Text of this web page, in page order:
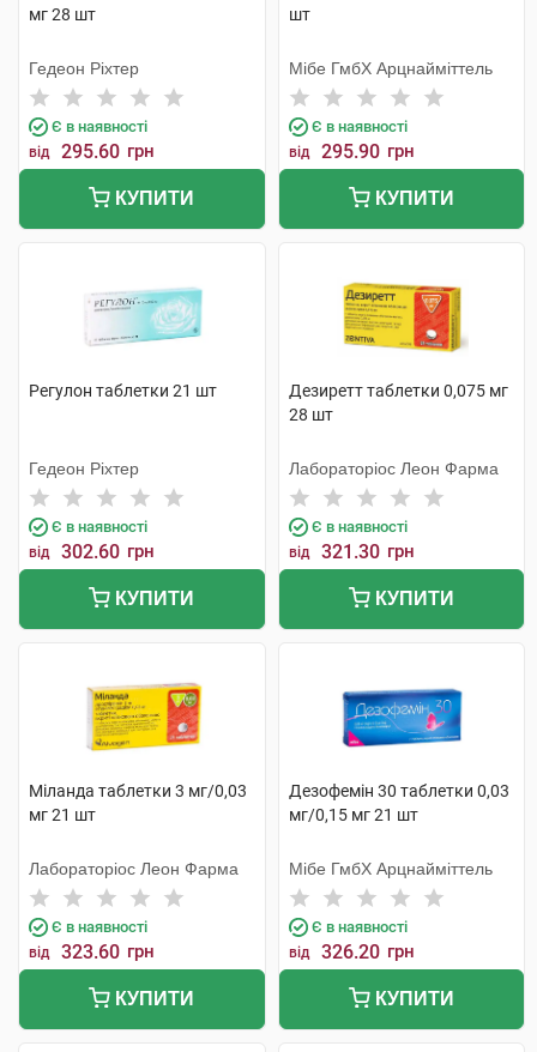
мг 28 шт
Гедеон Ріхтер
Є в наявності
від 295.60 грн
КУПИТИ
шт
Мібе ГмбХ Арцнайміттель
Є в наявності
від 295.90 грн
КУПИТИ
Регулон таблетки 21 шт
Гедеон Ріхтер
Є в наявності
від 302.60 грн
КУПИТИ
Дезиретт таблетки 0,075 мг
28 шт
Лабораторіос Леон Фарма
Є в наявності
від 321.30 грн
КУПИТИ
Міланда таблетки 3 мг/0,03
мг 21 шт
Лабораторіос Леон Фарма
Є в наявності
від 323.60 грн
КУПИТИ
Дезофемін 30 таблетки 0,03
мг/0,15 мг 21 шт
Мібе ГмбХ Арцнайміттель
Є в наявності
від 326.20 грн
КУПИТИ